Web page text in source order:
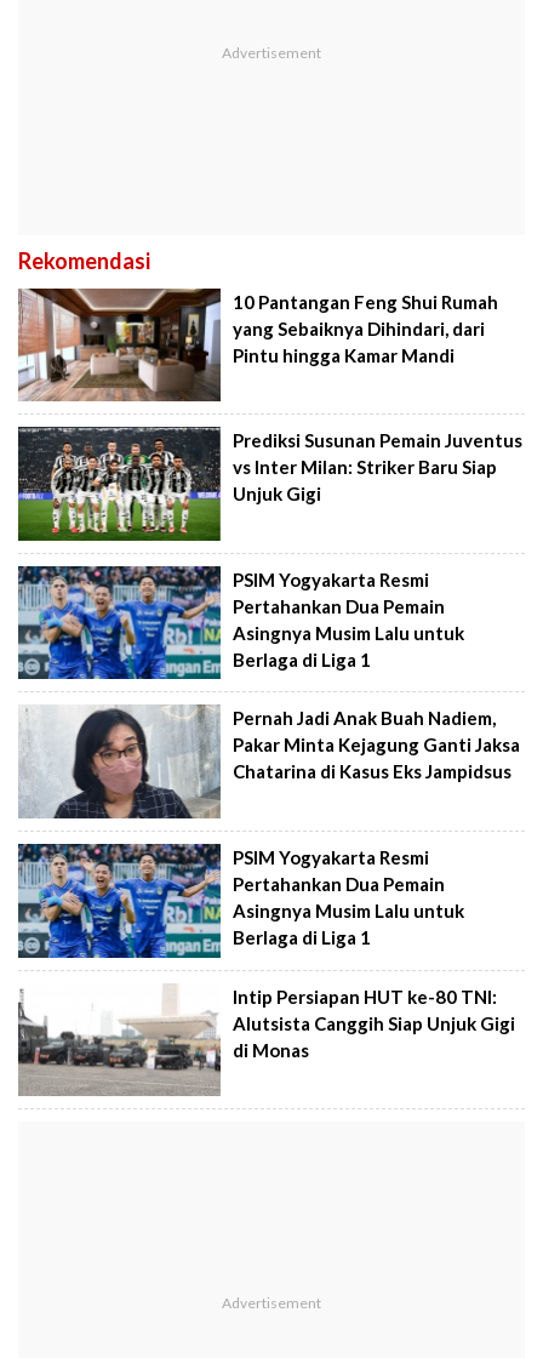
Rekomendasi
10 Pantangan Feng Shui Rumah
yang Sebaiknya Dihindari, dari
Pintu hingga Kamar Mandi
Prediksi Susunan Pemain Juventus
vs Inter Milan: Striker Baru Siap
Unjuk Gigi
PSIM Yogyakarta Resmi
Pertahankan Dua Pemain
Asingnya Musim Lalu untuk
Berlaga di Liga 1
Pernah Jadi Anak Buah Nadiem,
Pakar Minta Kejagung Ganti Jaksa
Chatarina di Kasus Eks Jampidsus
PSIM Yogyakarta Resmi
Pertahankan Dua Pemain
Asingnya Musim Lalu untuk
Berlaga di Liga 1
Intip Persiapan HUT ke-80 TNI:
Alutsista Canggih Siap Unjuk Gigi
di Monas